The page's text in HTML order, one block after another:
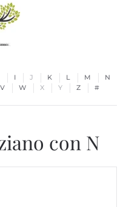
I J K L M
N
V W X Y Z #
con N